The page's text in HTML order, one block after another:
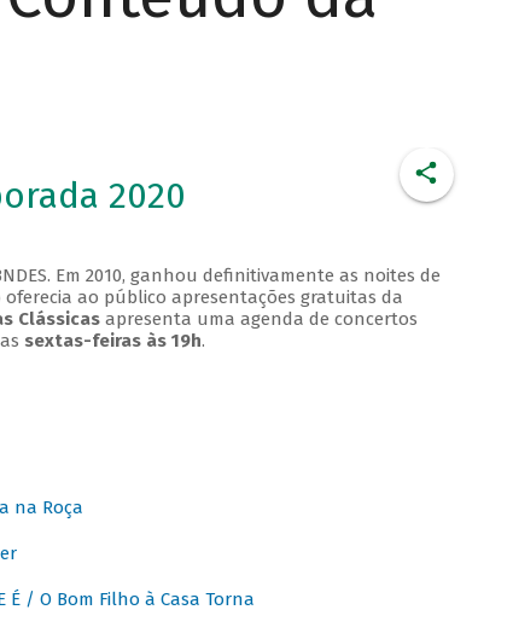
2020
Em 2010, ganhou definitivamente as noites de
ao público apresentações gratuitas da
Clássicasapresenta uma agenda de concertos
sextas-feiras às 19h.
na Roça
É / O Bom Filho à Casa Torna